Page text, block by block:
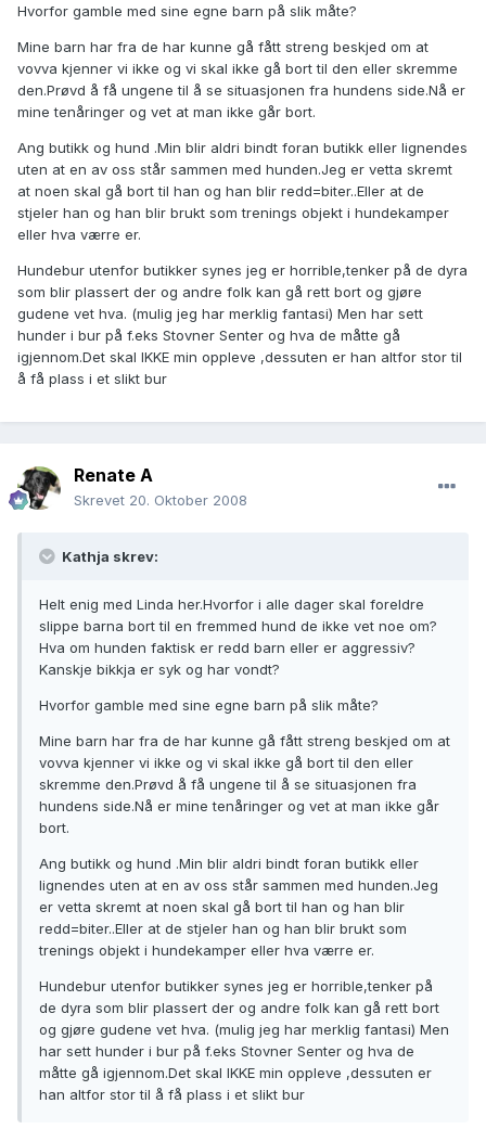
Hvorfor gamble med sine egne barn på slik måte?
Mine barn har fra de har kunne gå fått streng beskjed om at
vovva kjenner vi ikke og vi skal ikke gå bort til den eller skremme
den.Prøvd å få ungene til å se situasjonen fra hundens side.Nå er
mine tenåringer og vet at man ikke går bort.
Ang butikk og hund .Min blir aldri bindt foran butikk eller lignendes
uten at en av oss står sammen med hunden.Jeg er vetta skremt
at noen skal gå bort til han og han blir redd=biter..Eller at de
stjeler han og han blir brukt som trenings objekt i hundekamper
eller hva værre er.
Hundebur utenfor butikker synes jeg er horrible,tenker på de dyra
som blir plassert der og andre folk kan gå rett bort og gjøre
gudene vet hva. (mulig jeg har merklig fantasi) Men har sett
hunder i bur på f.eks Stovner Senter og hva de måtte gå
igjennom.Det skal IKKE min oppleve ,dessuten er han altfor stor til
å få plass i et slikt bur
Renate A
Skrevet 20. Oktober 2008
Kathja skrev:
Helt enig med Linda her.Hvorfor i alle dager skal foreldre
slippe barna bort til en fremmed hund de ikke vet noe om?
Hva om hunden faktisk er redd barn eller er aggressiv?
Kanskje bikkja er syk og har vondt?
Hvorfor gamble med sine egne barn på slik måte?
Mine barn har fra de har kunne gå fått streng beskjed om at
vovva kjenner vi ikke og vi skal ikke gå bort til den eller
skremme den.Prøvd å få ungene til å se situasjonen fra
hundens side.Nå er mine tenåringer og vet at man ikke går
bort.
Ang butikk og hund .Min blir aldri bindt foran butikk eller
lignendes uten at en av oss står sammen med hunden.Jeg
er vetta skremt at noen skal gå bort til han og han blir
redd=biter..Eller at de stjeler han og han blir brukt som
trenings objekt i hundekamper eller hva værre er.
Hundebur utenfor butikker synes jeg er horrible,tenker på
de dyra som blir plassert der og andre folk kan gå rett bort
og gjøre gudene vet hva. (mulig jeg har merklig fantasi) Men
har sett hunder i bur på f.eks Stovner Senter og hva de
måtte gå igjennom.Det skal IKKE min oppleve ,dessuten er
han altfor stor til å få plass i et slikt bur